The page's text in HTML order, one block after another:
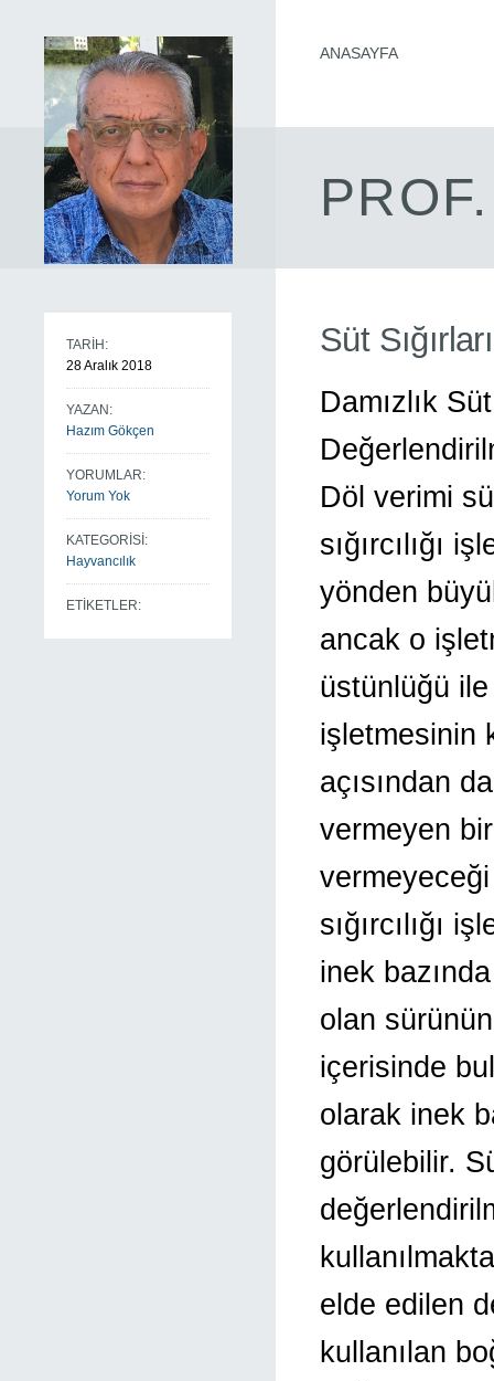
ANASAYFA
TARİH:
28 Aralık 2018
YAZAN:
Hazım Gökçen
YORUMLAR:
Yorum Yok
KATEGORİSİ:
Hayvancılık
ETİKETLER:
Süt
Damızlık
Döl verimi
sığırcılığı
yönden
ancak o
üstünlüğü ile
işletmesinin
açısından
vermeyen
sığırcılığı
inek
olan
içerisinde
olarak inek
görülebilir.
elde edilen
kullanılan